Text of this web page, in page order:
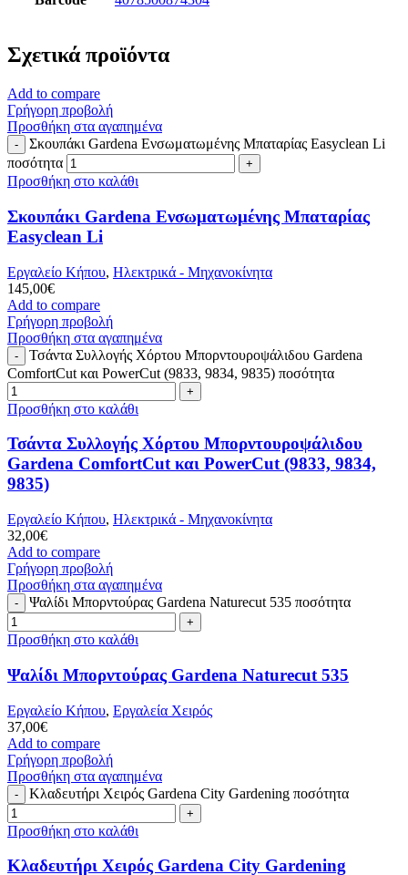
Σχετικά προϊόντα
Add to compare
Γρήγορη προβολή
Προσθήκη στα αγαπημένα
Σκουπάκι Gardena Ενσωματωμένης Μπαταρίας Easyclean Li
ποσότητα
Προσθήκη στο καλάθι
Σκουπάκι Gardena Ενσωματωμένης Μπαταρίας
Easyclean Li
Εργαλείο Κήπου, Ηλεκτρικά - Μηχανοκίνητα
145,00€
Add to compare
Γρήγορη προβολή
Προσθήκη στα αγαπημένα
Τσάντα Συλλογής Χόρτου Μπορντουροψάλιδου Gardena
ComfortCut και PowerCut (9833, 9834, 9835) ποσότητα
Προσθήκη στο καλάθι
Τσάντα Συλλογής Χόρτου Μπορντουροψάλιδου
Gardena ComfortCut και PowerCut (9833, 9834,
9835)
Εργαλείο Κήπου, Ηλεκτρικά - Μηχανοκίνητα
32,00€
Add to compare
Γρήγορη προβολή
Προσθήκη στα αγαπημένα
Ψαλίδι Μπορντούρας Gardena Naturecut 535 ποσότητα
Προσθήκη στο καλάθι
Ψαλίδι Μπορντούρας Gardena Naturecut 535
Εργαλείο Κήπου, Εργαλεία Χειρός
37,00€
Add to compare
Γρήγορη προβολή
Προσθήκη στα αγαπημένα
Κλαδευτήρι Χειρός Gardena City Gardening ποσότητα
Προσθήκη στο καλάθι
Κλαδευτήρι Χειρός Gardena City Gardening